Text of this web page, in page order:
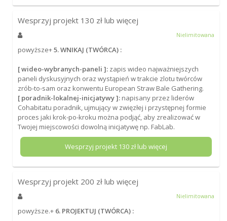
Wesprzyj projekt 130 zł lub więcej
Nielimitowana
powyższe+5. WNIKAJ (TWÓRCA) :
[ wideo-wybranych-paneli ]:zapis wideo najważniejszych
paneli dyskusyjnych oraz wystąpień w trakcie zlotu twórców
zrób-to-sam oraz konwentu European Straw Bale Gathering.
[ poradnik-lokalnej-inicjatywy ]:napisany przez liderów
Cohabitatu poradnik, ujmujący w zwięzłej i przystępnej formie
proces jaki krok-po-kroku można podjąć, aby zrealizować w
Twojej miejscowości dowolną inicjatywę np. FabLab.
Wesprzyj projekt 130zł lub więcej
Wesprzyj projekt 200 zł lub więcej
Nielimitowana
powyższe.+ 6. PROJEKTUJ (TWÓRCA) :